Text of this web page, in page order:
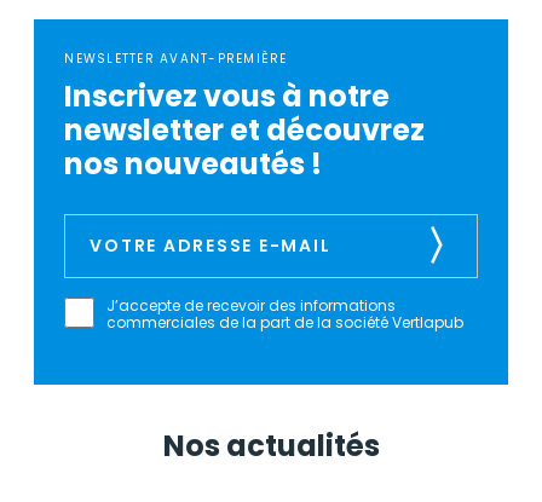
NEWSLETTER AVANT-PREMIÈRE
Inscrivez vous à notre
newsletter et découvrez
nos nouveautés !
J’accepte de recevoir des informations
commerciales de la part de la société Vertlapub
Nos actualités